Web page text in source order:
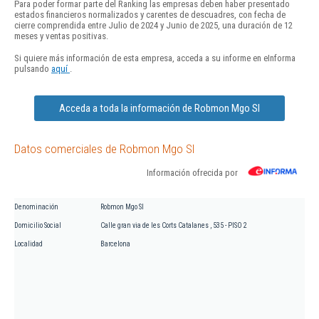
Para poder formar parte del Ranking las empresas deben haber presentado
estados financieros normalizados y carentes de descuadres, con fecha de
cierre comprendida entre Julio de 2024 y Junio de 2025, una duración de 12
meses y ventas positivas.
Si quiere más información de esta empresa, acceda a su informe en eInforma
pulsando aquí
Acceda a toda la información de Robmon Mgo Sl
Datos comerciales de Robmon Mgo Sl
Información ofrecida por
Denominación Robmon Mgo Sl
Domicilio Social Calle gran via de les Corts Catalanes , 535 - PISO 2
Localidad Barcelona